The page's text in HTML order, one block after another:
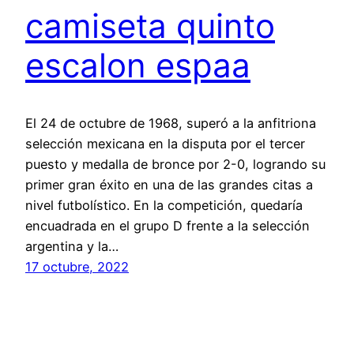
camiseta quinto
escalon espaa
El 24 de octubre de 1968, superó a la anfitriona
selección mexicana en la disputa por el tercer
puesto y medalla de bronce por 2-0, logrando su
primer gran éxito en una de las grandes citas a
nivel futbolístico. En la competición, quedaría
encuadrada en el grupo D frente a la selección
argentina y la…
17 octubre, 2022